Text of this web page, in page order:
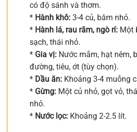
có độ sánh và thơm.
* Hành khô: 3-4 củ, băm nhỏ.
* Hành lá, rau răm, ngò rí: Một
sạch, thái nhỏ.
* Gia vị: Nước mắm, hạt nêm,
đường, tiêu, ớt (tùy chọn).
* Dầu ăn: Khoảng 3-4 muỗng
* Gừng: Một củ nhỏ, gọt vỏ,
nhỏ.
* Nước lọc: Khoảng 2-2.5 lít.